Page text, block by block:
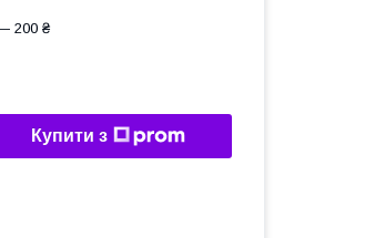
200 ₴
Купити з